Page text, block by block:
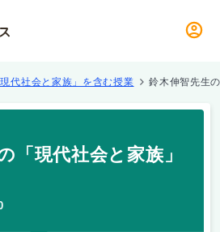
現代社会と家族」を含む授業 鈴木伸智先生
「現代社会と家族」